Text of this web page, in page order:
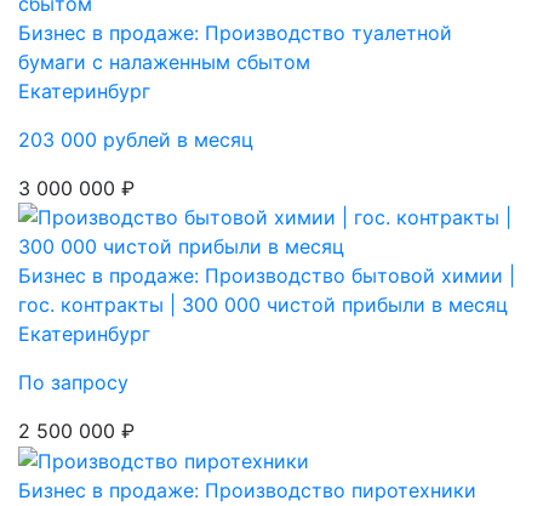
Бизнес в продаже: Производство туалетной
бумаги с налаженным сбытом
Екатеринбург
203 000 рублей в месяц
3 000 000 ₽
Бизнес в продаже: Производство бытовой химии |
гос. контракты | 300 000 чистой прибыли в месяц
Екатеринбург
По запросу
2 500 000 ₽
Бизнес в продаже: Производство пиротехники